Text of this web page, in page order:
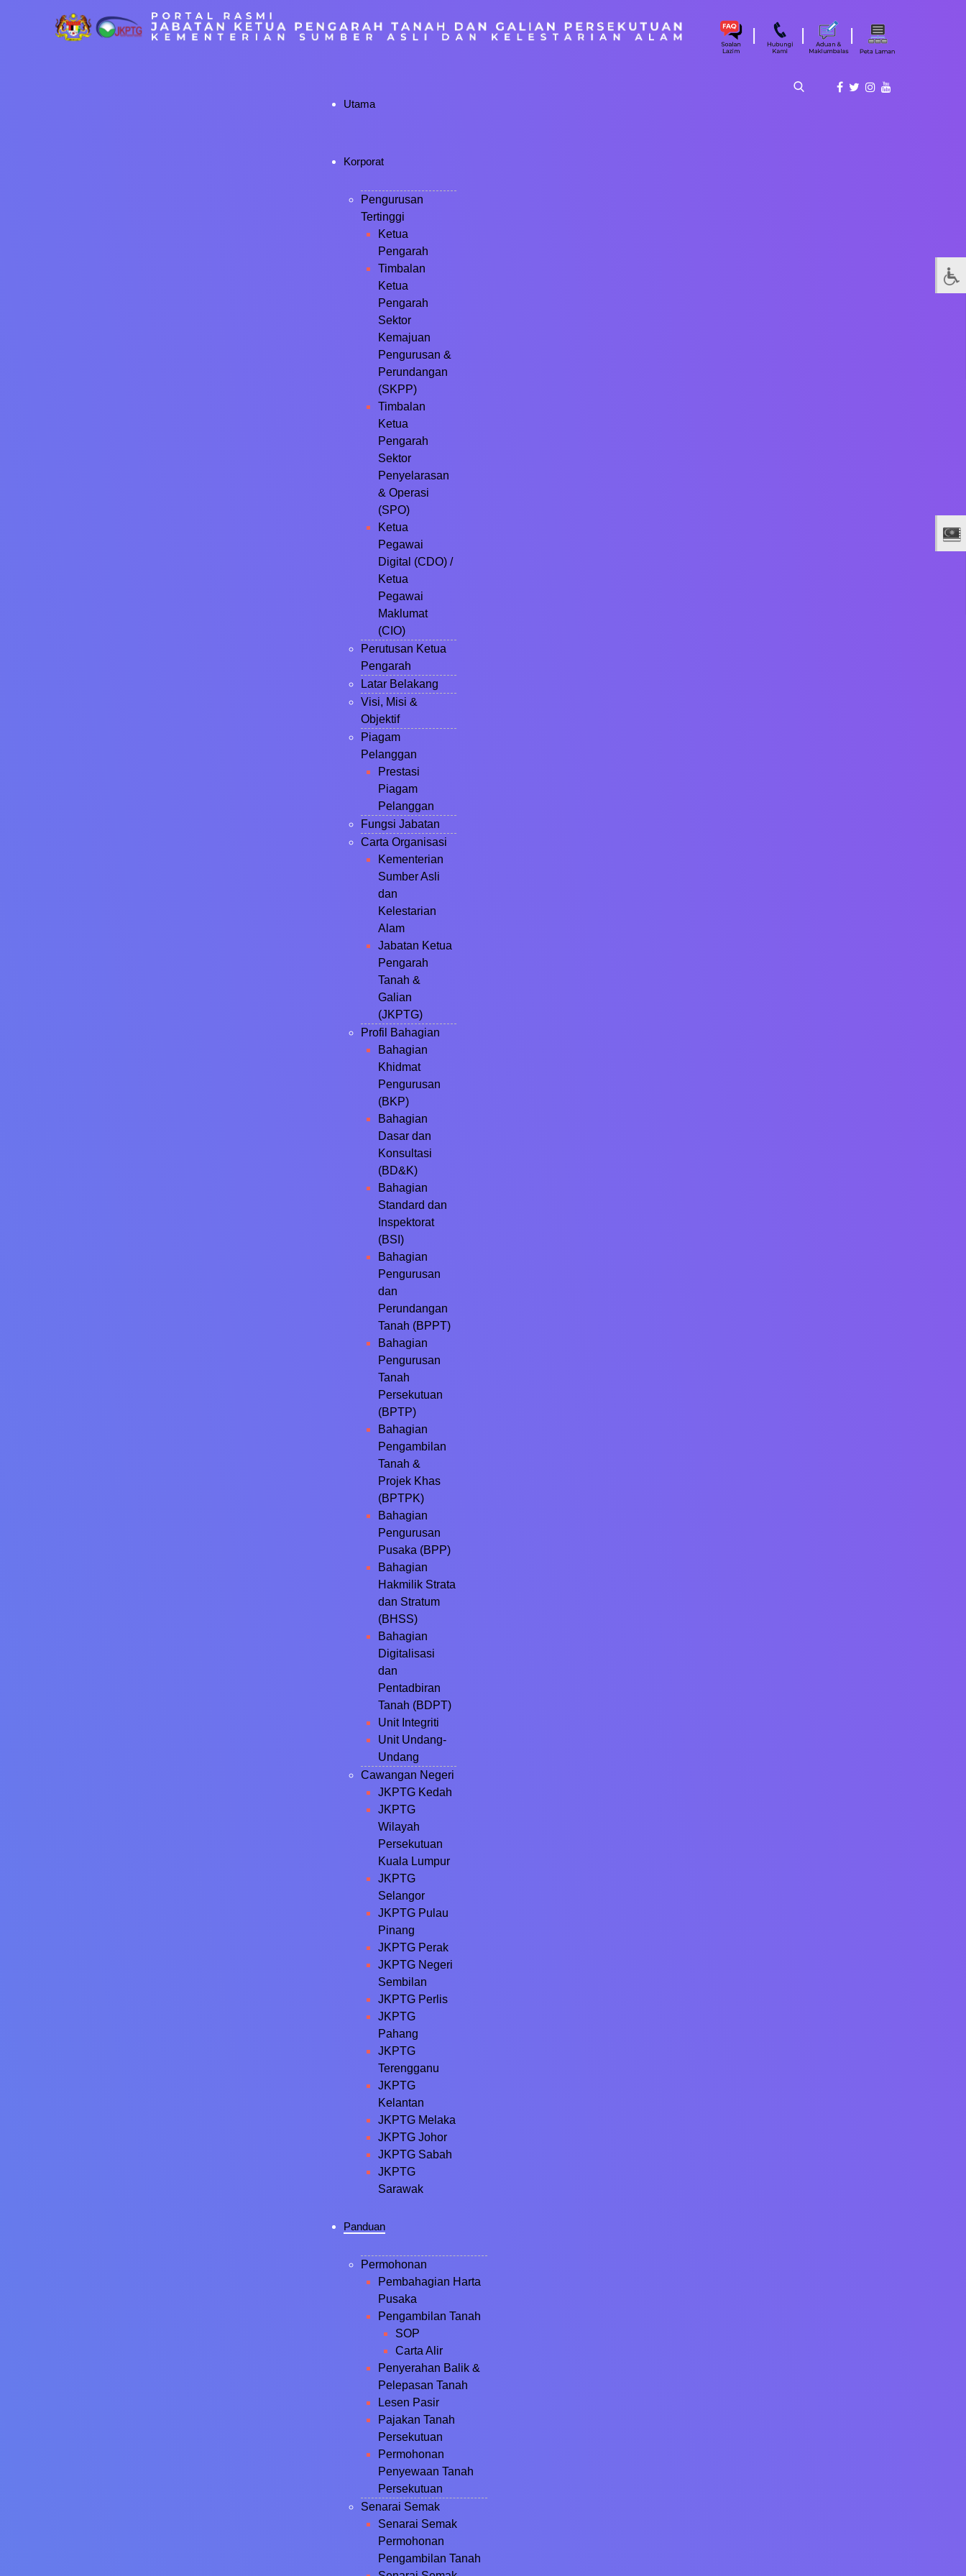
| | |
Utama
Korporat
Pengurusan
Tertinggi
Ketua
Pengarah
Timbalan
Ketua
Pengarah
Sektor
Kemajuan
Pengurusan &
Perundangan
(SKPP)
Timbalan
Ketua
Pengarah
Sektor
Penyelarasan
& Operasi
(SPO)
Ketua
Pegawai
Digital (CDO) /
Ketua
Pegawai
Maklumat
(CIO)
Perutusan Ketua
Pengarah
Latar Belakang
Visi, Misi &
Objektif
Piagam
Pelanggan
Prestasi
Piagam
Pelanggan
Fungsi Jabatan
Carta Organisasi
Kementerian
Sumber Asli
dan
Kelestarian
Alam
Jabatan Ketua
Pengarah
Tanah &
Galian
(JKPTG)
Profil Bahagian
Bahagian
Khidmat
Pengurusan
(BKP)
Bahagian
Dasar dan
Konsultasi
(BD&K)
Bahagian
Standard dan
Inspektorat
(BSI)
Bahagian
Pengurusan
dan
Perundangan
Tanah (BPPT)
Bahagian
Pengurusan
Tanah
Persekutuan
(BPTP)
Bahagian
Pengambilan
Tanah &
Projek Khas
(BPTPK)
Bahagian
Pengurusan
Pusaka (BPP)
Bahagian
Hakmilik Strata
dan Stratum
(BHSS)
Bahagian
Digitalisasi
dan
Pentadbiran
Tanah (BDPT)
Unit Integriti
Unit Undang-
Undang
Cawangan Negeri
JKPTG Kedah
JKPTG
Wilayah
Persekutuan
Kuala Lumpur
JKPTG
Selangor
JKPTG Pulau
Pinang
JKPTG Perak
JKPTG Negeri
Sembilan
JKPTG Perlis
JKPTG
Pahang
JKPTG
Terengganu
JKPTG
Kelantan
JKPTG Melaka
JKPTG Johor
JKPTG Sabah
JKPTG
Sarawak
Panduan
Permohonan
Pembahagian Harta
Pusaka
Pengambilan Tanah
SOP
Carta Alir
Penyerahan Balik &
Pelepasan Tanah
Lesen Pasir
Pajakan Tanah
Persekutuan
Permohonan
Penyewaan Tanah
Persekutuan
Senarai Semak
Senarai Semak
Permohonan
Pengambilan Tanah